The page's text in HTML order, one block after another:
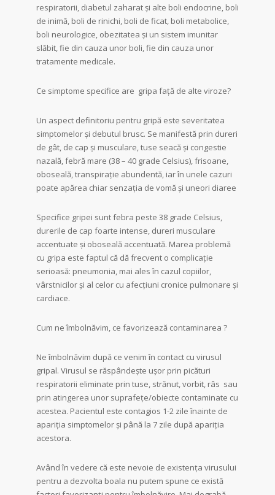
respiratorii, diabetul zaharat și alte boli endocrine, boli
de inimă, boli de rinichi, boli de ficat, boli metabolice,
boli neurologice, obezitatea și un sistem imunitar
slăbit, fie din cauza unor boli, fie din cauza unor
tratamente medicale.
Ce simptome specifice are gripa față de alte viroze?
Un aspect definitoriu pentru gripă este severitatea
simptomelor şi debutul brusc. Se manifestă prin dureri
de gât, de cap şi musculare, tuse seacă şi congestie
nazală, febră mare (38 – 40 grade Celsius), frisoane,
oboseală, transpirație abundentă, iar în unele cazuri
poate apărea chiar senzația de vomă şi uneori diaree
Specifice gripei sunt febra peste 38 grade Celsius,
durerile de cap foarte intense, dureri musculare
accentuate și oboseală accentuată. Marea problemă
cu gripa este faptul că dă frecvent o complicaţie
serioasă: pneumonia, mai ales în cazul copiilor,
vârstnicilor şi al celor cu afecţiuni cronice pulmonare şi
cardiace.
Cum ne îmbolnăvim, ce favorizează contaminarea ?
Ne îmbolnăvim după ce venim în contact cu virusul
gripal. Virusul se răspândește ușor prin picături
respiratorii eliminate prin tuse, strănut, vorbit, râs sau
prin atingerea unor suprafețe/obiecte contaminate cu
acestea. Pacientul este contagios 1-2 zile înainte de
apariția simptomelor și până la 7 zile după apariția
acestora.
Având în vedere că este nevoie de existența virusului
pentru a dezvolta boala nu putem spune ce există